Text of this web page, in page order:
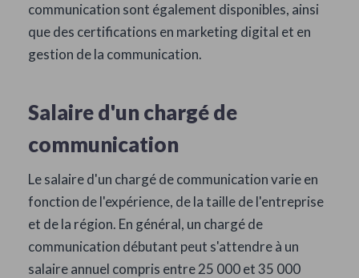
communication sont également disponibles, ainsi
que des certifications en marketing digital et en
gestion de la communication.
Salaire d'un chargé de
communication
Le salaire d'un chargé de communication varie en
fonction de l'expérience, de la taille de l'entreprise
et de la région. En général, un chargé de
communication débutant peut s'attendre à un
salaire annuel compris entre 25 000 et 35 000